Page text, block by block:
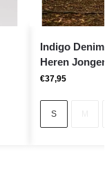
Indigo
Heren
€37,95
S